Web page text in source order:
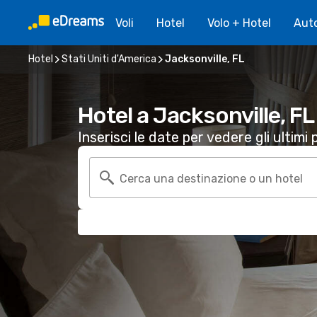
Voli Hotel Volo + Hotel
Hotel Stati Uniti d'America Jacksonville, FL
Hotel a Jacksonville, FL
Inserisci le date per vedere gli ultimi
Cerca una destinazione o un hotel